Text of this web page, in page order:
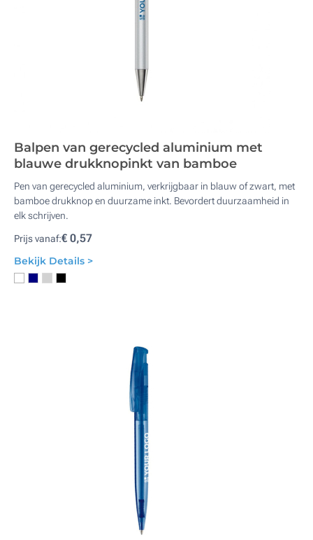
Balpen van gerecycled aluminium met
blauwe drukknopinkt van bamboe
Pen van gerecycled aluminium, verkrijgbaar in blauw of zwart, met
bamboe drukknop en duurzame inkt. Bevordert duurzaamheid in
elk schrijven.
Prijs vanaf:€ 0,57
Bekijk Details >